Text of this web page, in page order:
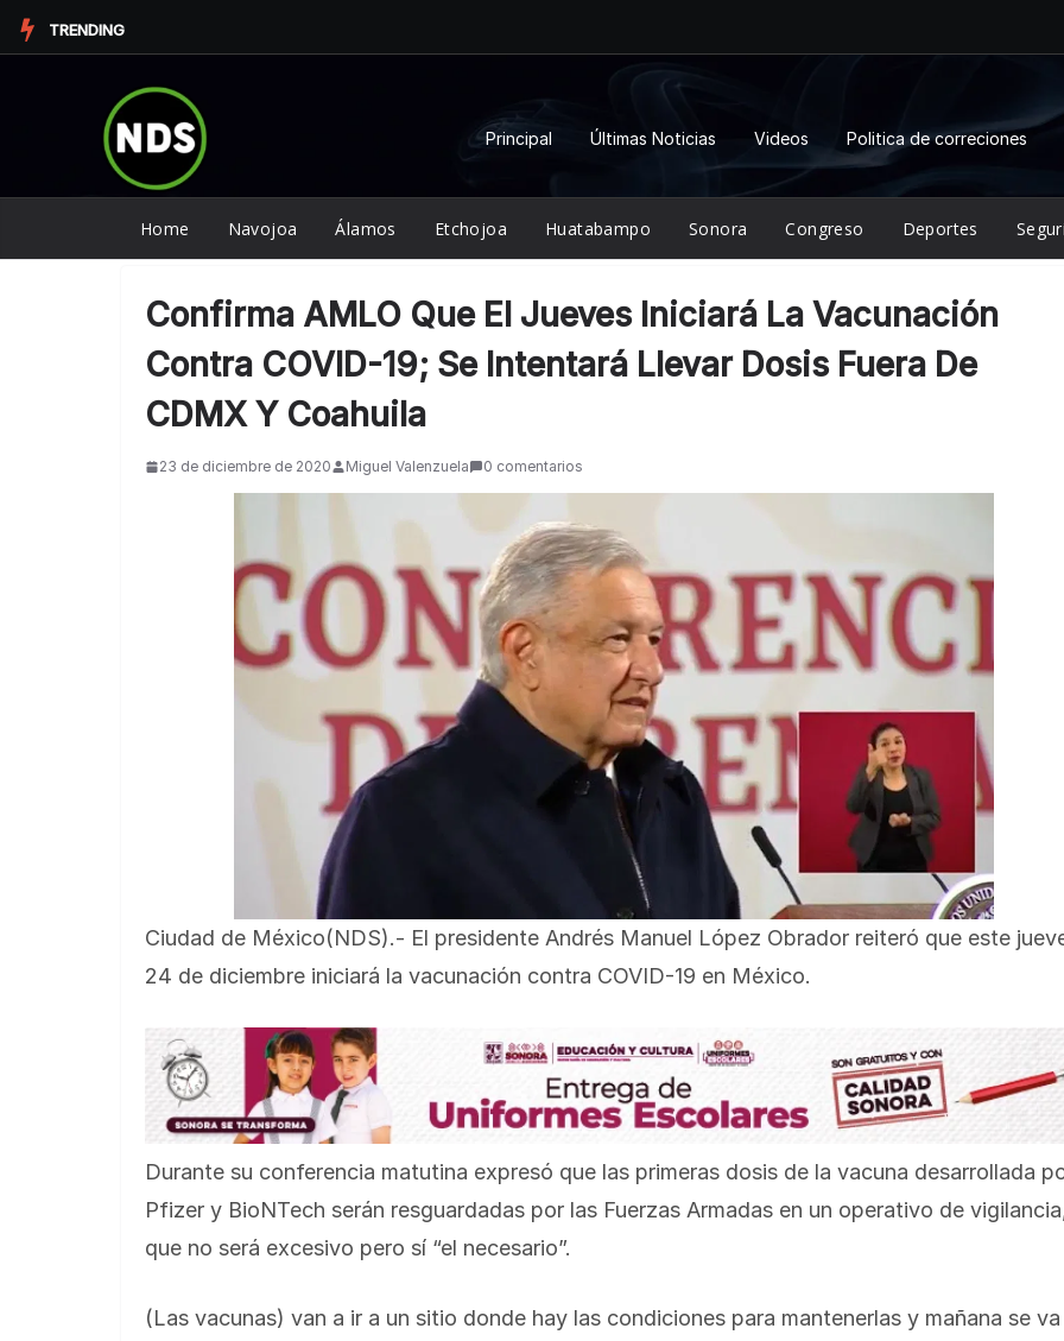
Saltar
al
TRENDING
Principal Últimas Noticias Videos Politica de correciones
Home Navojoa Álamos Etchojoa Huatabampo Sonora Congreso Deportes
Confirma AMLO Que El Jueves Iniciará La Vacunación
Contra COVID-19; Se Intentará Llevar Dosis Fuera De
CDMX Y Coahuila
23 de diciembre de 2020 Miguel Valenzuela 0 comentarios
Ciudad de México(NDS).- El presidente Andrés Manuel López Obrador reiteró que este
24 de diciembre iniciará la vacunación contra COVID-19 en México.
Durante su conferencia matutina expresó que las primeras dosis de la vacuna desarrollada
Pfizer y BioNTech serán resguardadas por las Fuerzas Armadas en un operativo de
que no será excesivo pero sí “el necesario”.
(Las vacunas) van a ir a un sitio donde hay las condiciones para mantenerlas y mañana se va